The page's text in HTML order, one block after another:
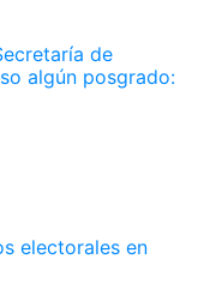
de
algún posgrado:
electorales en